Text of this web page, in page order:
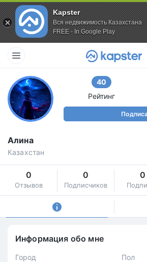
Kapster
Вся недвижимость Казахстана
FREE - In Google Play
40
Рейтинг
Алина
Казахстан
0
Отзывов
0
Подписчиков
0
Информация обо мне
Город
Пол